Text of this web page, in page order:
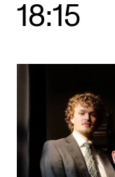
Årsstudium og
STUDENTLIV
Søknad og opptak
Biblioteket
18:15